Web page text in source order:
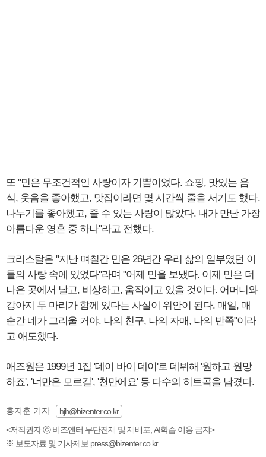
또 "민은 무조건적인 사랑이자 기쁨이었다. 쇼핑, 맛있는 음
식, 웃음을 좋아했고, 맛집이라면 몇 시간씩 줄을 서기도 했다.
나누기를 좋아했고, 줄 수 있는 사랑이 많았다. 내가 만난 가장
아름다운 영혼 중 하나"라고 전했다.
크리스탈은 "지난 며칠간 민은 26년간 우리 삶의 일부였던 이
들의 사랑 속에 있었다"라며 "어제 민을 보냈다. 이제 민은 더
나은 곳에서 날고, 비상하고, 움직이고 있을 것이다. 어머니와
강아지 두 마리가 함께 있다는 사실이 위안이 된다. 매일, 매
순간 네가 그리울 거야. 나의 친구, 나의 자매, 나의 반쪽"이라
고 애도했다.
애즈원은 1999년 1집 '데이 바이 데이'로 데뷔해 '원하고 원망
하죠', '너만은 모르길', '천만에요' 등 다수의 히트곡을 남겼다.
홍지훈 기자
hjh@bizenter.co.kr
<저작권자 ⓒ 비즈엔터 무단전재 및 재배포, AI학습 이용 금지>
※ 보도자료 및 기사제보 press@bizenter.co.kr